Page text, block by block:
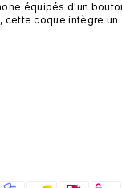
équipés d'un
cette coque intègre un